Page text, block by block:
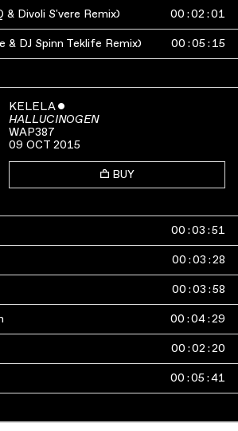
& Divoli S'vere Remix) 00 :02 :01
& DJ Spinn Teklife Remix) 00 :05 : 15
KELELAˇ
HALLUCINOGEN
WAP387
09 OCT 2015
BUY
00 :03 :51
00 :03 :28
00 :03 :58
00 :04:29
00 :02 :20
00 :05 :41